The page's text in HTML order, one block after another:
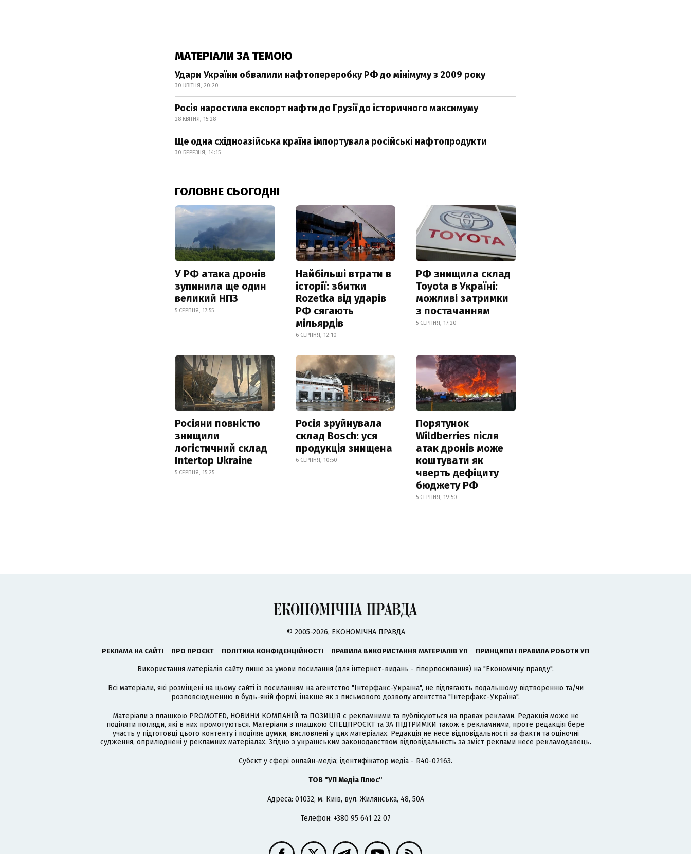
МАТЕРІАЛИ ЗА ТЕМОЮ
Удари України обвалили нафтопереробку РФ до мінімуму з 2009 року
30 КВІТНЯ, 20:20
Росія наростила експорт нафти до Грузії до історичного максимуму
28 КВІТНЯ, 15:28
Ще одна східноазійська країна імпортувала російські нафтопродукти
30 БЕРЕЗНЯ, 14:15
ГОЛОВНЕ СЬОГОДНІ
У РФ атака дронів
зупинила ще один
великий НПЗ
5 СЕРПНЯ, 17:55
Найбільші втрати в
історії: збитки
Rozetka від ударів
РФ сягають
мільярдів
6 СЕРПНЯ, 12:10
РФ знищила склад
Toyota в Україні:
можливі затримки
з постачанням
5 СЕРПНЯ, 17:20
Росіяни повністю
знищили
логістичний склад
Intertop Ukraine
5 СЕРПНЯ, 15:25
Росія зруйнувала
склад Bosch: уся
продукція знищена
6 СЕРПНЯ, 10:50
Порятунок
Wildberries після
атак дронів може
коштувати як
чверть дефіциту
бюджету РФ
5 СЕРПНЯ, 19:50
© 2005-2026, ЕКОНОМІЧНА ПРАВДА
РЕКЛАМА НА САЙТІ ПРО ПРОЄКТ ПОЛІТИКА КОНФІДЕНЦІЙНОСТІ ПРАВИЛА ВИКОРИСТАННЯ МАТЕРІАЛІВ УП ПРИНЦИПИ І ПРАВИЛА РОБОТИ УП
Використання матеріалів сайту лише за умови посилання (для інтернет-видань - гіперпосилання) на "Економічну правду".
Всі матеріали, які розміщені на цьому сайті із посиланням на агентство "Інтерфакс-Україна", не підлягають подальшому відтворенню та/чи
розповсюдженню в будь-якій формі, інакше як з письмового дозволу агентства "Інтерфакс-Україна".
Матеріали з плашкою PROMOTED, НОВИНИ КОМПАНІЙ та ПОЗИЦІЯ є рекламними та публікуються на правах реклами. Редакція може не
поділяти погляди, які в них промотуються. Матеріали з плашкою СПЕЦПРОЄКТ та ЗА ПІДТРИМКИ також є рекламними, проте редакція бере
участь у підготовці цього контенту і поділяє думки, висловлені у цих матеріалах. Редакція не несе відповідальності за факти та оціночні
судження, оприлюднені у рекламних матеріалах. Згідно з українським законодавством відповідальність за зміст реклами несе рекламодавець.
Cубєкт у сфері онлайн-медіа; ідентифікатор медіа - R40-02163.
ТОВ "УП Медіа Плюс"
Адреса: 01032, м. Київ, вул. Жилянська, 48, 50А
Телефон: +380 95 641 22 07